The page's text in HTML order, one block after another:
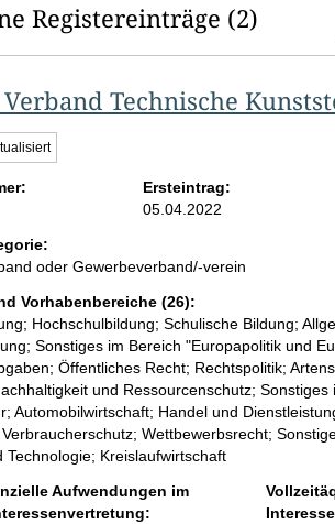
r
s
s
e
p
o
Registereinträge (2)
Verband Technische
Ersteintrag:
05.04.2022
oder Gewerbeverband/-verein
Vorhabenbereiche (26):
Hochschulbildung; Schulische Bildung;
Sonstiges im Bereich "Europapolitik und
Öffentliches Recht; Rechtspolitik;
und Ressourcenschutz;
Automobilwirtschaft; Handel und
Wettbewerbsrecht;
Technologie; Kreislaufwirtschaft
Aufwendungen im